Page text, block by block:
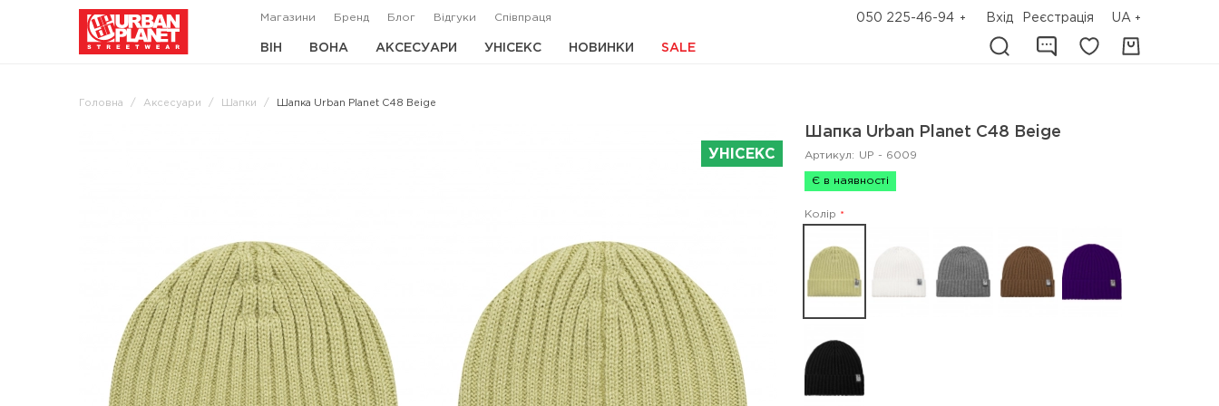
Магазини Бренд Блог Відгуки Співпраця 050 225-46-94 Вхід Реєстрація UA
ВІН ВОНА АКСЕСУАРИ УНІСЕКС НОВИНКИ SALE
Головна Аксесуари Шапки Шапка Urban Planet C48 Beige
УНІСЕКС
Шапка Urban Planet C48 Beige
Артикул: UP - 6009
Є в наявності
Колір